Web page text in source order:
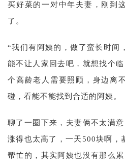
买好菜的一对中年夫妻，刚到
了。
“我们有阿姨的，做了蛮长时间
能不让人家回去吧，就想找个
个高龄老人需要照顾，身边离
碰，看能不能找到合适的阿姨。
聊了一圈下来，夫妻俩不太满
涨得也太高了，一天500块啊，
帮忙的，其实阿姨也没有那么